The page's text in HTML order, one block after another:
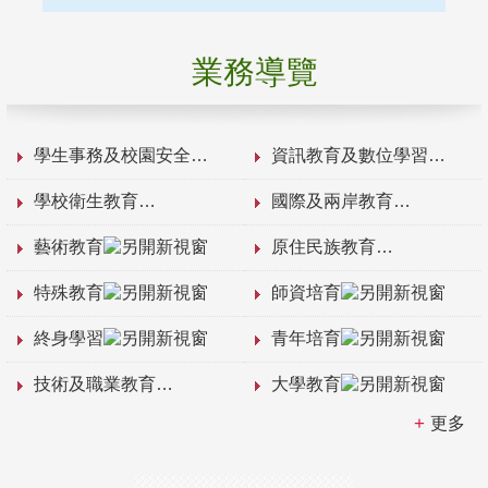
業務導覽
學生事務及校園安全 資訊教育及數位學習
學校衛生教育 國際及兩岸教育
藝術教育 原住民族教育
特殊教育 師資培育
終身學習 青年培育
技術及職業教育 大學教育
更多